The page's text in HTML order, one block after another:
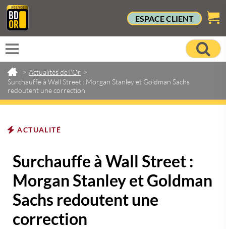
ESPACE CLIENT
> Actualités de l'Or >
Surchauffe à Wall Street : Morgan Stanley et Goldman Sachs
redoutent une correction
ACTUALITÉ
Surchauffe à Wall Street :
Morgan Stanley et Goldman
Sachs redoutent une
correction